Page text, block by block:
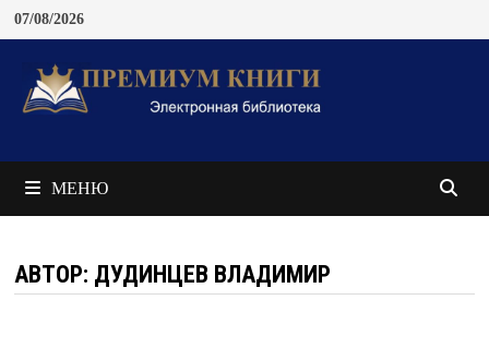
Перейти
содержимому
07/08/2026
МЕНЮ
АВТОР: ДУДИНЦЕВ ВЛАДИМИР